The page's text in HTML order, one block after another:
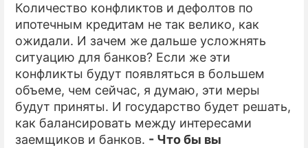
Количество конфликтов и дефолтов по
ипотечным кредитам не так велико, как
ожидали. И зачем же дальше усложнять
ситуацию для банков? Если же эти
конфликты будут появляться в большем
объеме, чем сейчас, я думаю, эти меры
будут приняты. И государство будет решать,
как балансировать между интересами
заемщиков и банков. - Что бы вы